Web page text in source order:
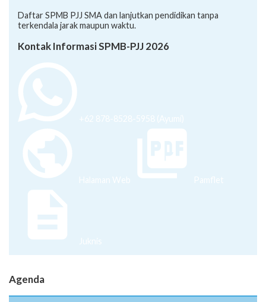
Daftar SPMB PJJ SMA dan lanjutkan pendidikan tanpa
terkendala jarak maupun waktu.
Kontak Informasi SPMB-PJJ 2026
+62 878-8528-5958 (Ayumi)
Halaman Web Pamflet
Juknis
Agenda